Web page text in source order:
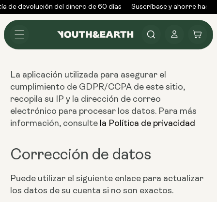
Ir al
contenido
de devolución del dinero de 60 días Suscríbase y ahorre hasta
ConectarseCarrito
La aplicación utilizada para asegurar el
cumplimiento de GDPR/CCPA de este sitio,
recopila su IP y la dirección de correo
electrónico para procesar los datos. Para más
información, consulte la Política de privacidad
Corrección de datos
Puede utilizar el siguiente enlace para actualizar
los datos de su cuenta si no son exactos.